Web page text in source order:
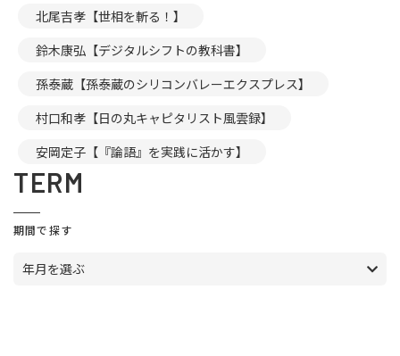
北尾吉孝【世相を斬る！】
鈴木康弘【デジタルシフトの教科書】
孫泰蔵【孫泰蔵のシリコンバレーエクスプレス】
村口和孝【日の丸キャピタリスト風雲録】
安岡定子【『論語』を実践に活かす】
TERM
期間で探す
年月を選ぶ